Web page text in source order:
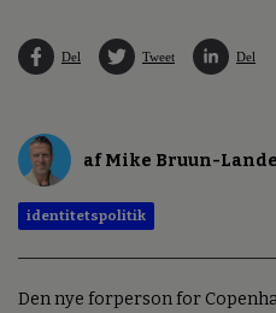
Del Tweet Del
af Mike Bruun-
identitetspolitik
Den nye forperson for